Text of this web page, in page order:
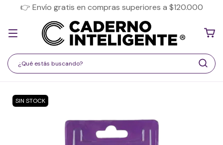
👉 Envío gratis en compras superiores a $120.000
SIN STOCK